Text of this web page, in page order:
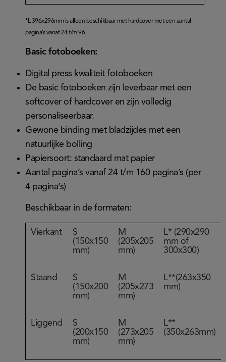
*L 396x296mm is alleen beschikbaar met hardcover met een aantal
pagina’s vanaf 24 t/m 96
Basic fotoboeken:
Digital press kwaliteit fotoboeken
De basic fotoboeken zijn leverbaar met een
softcover of hardcover en zijn volledig
personaliseerbaar.
Gewone binding met bladzijdes met een
natuurlijke bolling
Papiersoort: standaard mat papier
Aantal pagina’s vanaf 24 t/m 160 pagina’s (per
4 pagina’s)
Beschikbaar in de formaten:
Vierkant
S
(150x150
mm)
M
(205x205
mm)
L* (290x290
mm of
300x300)
Staand
S
(150x200
mm)
M
(205x273
mm)
L**(263x350
mm)
Liggend
S
(200x150
mm)
M
(273x205
mm)
L**
(350x263mm)